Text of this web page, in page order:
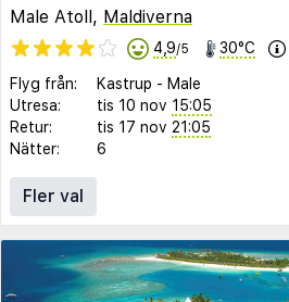
Male Atoll, Maldiverna
4,9/5 30°C
Flyg från: Kastrup - Male
Utresa:
tis 10 nov 15:05
Retur:
tis 17 nov 21:05
Nätter:
6
Fler val